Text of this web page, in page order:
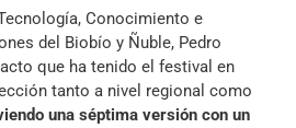
Conocimiento e
del Biobío y Ñuble, Pedro
que ha tenido el festival en
tanto a nivel regional como
una séptima versión con un